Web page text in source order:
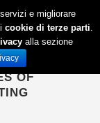
OF
e migliorare
cookie di terze parti.
alla sezione